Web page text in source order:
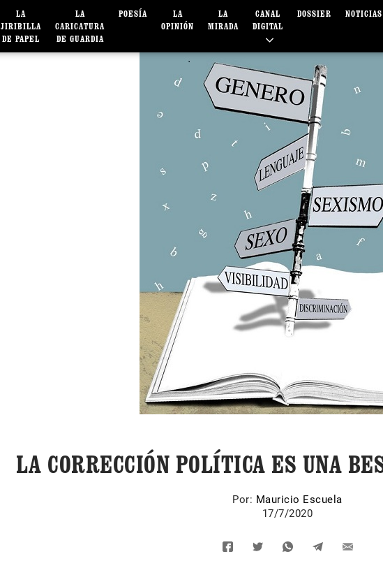
LA
JIRIBILLA
DE PAPEL
LA
CARICATURA
DE GUARDIA
POESÍA
LA
OPINIÓN
LA
MIRADA
CANAL
DIGITAL
DOSSIER NOTICIAS
LA CORRECCIÓN POLÍTICA ES UNA
Por: Mauricio Escuela
17/7/2020